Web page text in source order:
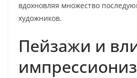
вдохновляя множество
художников.
Пейзажи и